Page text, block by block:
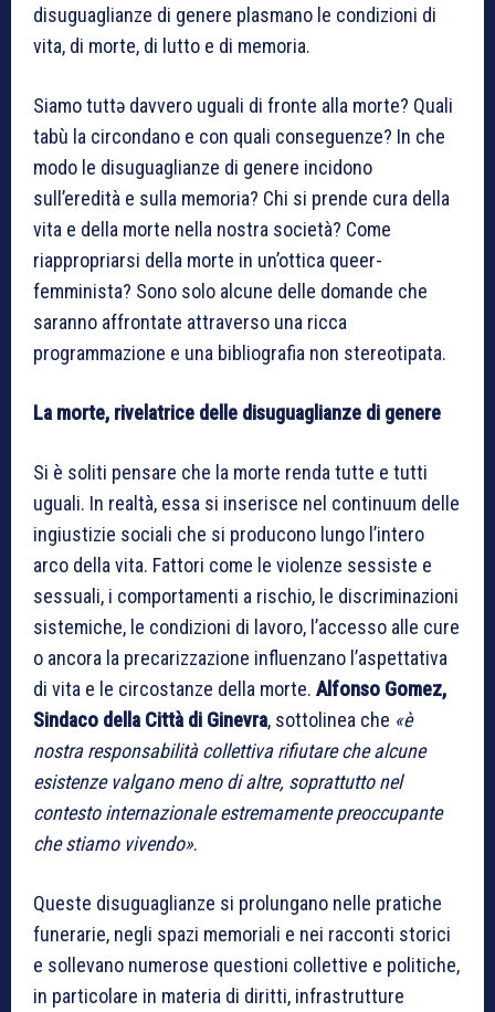
disuguaglianze di genere plasmano le condizioni di
vita, di morte, di lutto e di memoria.
Siamo tuttə davvero uguali di fronte alla morte? Quali
tabù la circondano e con quali conseguenze? In che
modo le disuguaglianze di genere incidono
sull’eredità e sulla memoria? Chi si prende cura della
vita e della morte nella nostra società? Come
riappropriarsi della morte in un’ottica queer-
femminista? Sono solo alcune delle domande che
saranno affrontate attraverso una ricca
programmazione e una bibliografia non stereotipata.
La morte, rivelatrice delle disuguaglianze di genere
Si è soliti pensare che la morte renda tutte e tutti
uguali. In realtà, essa si inserisce nel continuum delle
ingiustizie sociali che si producono lungo l’intero
arco della vita. Fattori come le violenze sessiste e
sessuali, i comportamenti a rischio, le discriminazioni
sistemiche, le condizioni di lavoro, l’accesso alle cure
o ancora la precarizzazione influenzano l’aspettativa
di vita e le circostanze della morte. Alfonso Gomez,
Sindaco della Città di Ginevra, sottolinea che «è
nostra responsabilità collettiva rifiutare che alcune
esistenze valgano meno di altre, soprattutto nel
contesto internazionale estremamente preoccupante
che stiamo vivendo».
Queste disuguaglianze si prolungano nelle pratiche
funerarie, negli spazi memoriali e nei racconti storici
e sollevano numerose questioni collettive e politiche,
in particolare in materia di diritti, infrastrutture